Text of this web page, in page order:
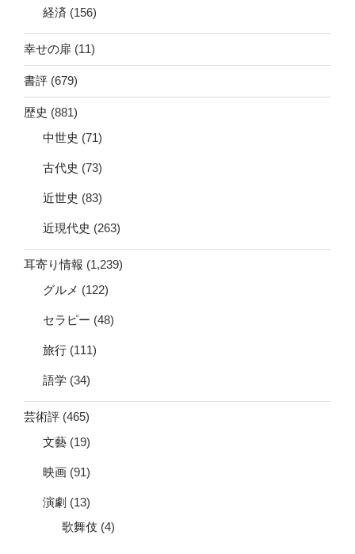
経済 (156)
幸せの扉 (11)
書評 (679)
歴史 (881)
中世史 (71)
古代史 (73)
近世史 (83)
近現代史 (263)
耳寄り情報 (1,239)
グルメ (122)
セラピー (48)
旅行 (111)
語学 (34)
芸術評 (465)
文藝 (19)
映画 (91)
演劇 (13)
歌舞伎 (4)